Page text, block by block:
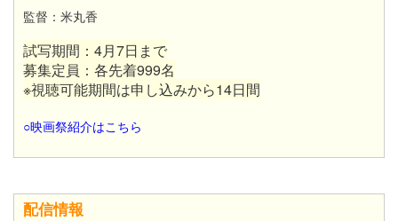
監督：米丸香
試写期間：4月7日まで
募集定員：各先着999名
※視聴可能期間は申し込みから14日間
○映画祭紹介はこちら
配信情報